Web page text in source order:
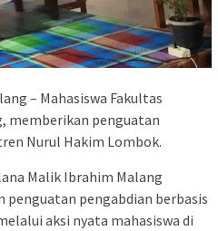
– Mahasiswa Fakultas
memberikan penguatan
Nurul Hakim Lombok.
Malik Ibrahim Malang
pengabdian berbasis
aksi nyata mahasiswa di